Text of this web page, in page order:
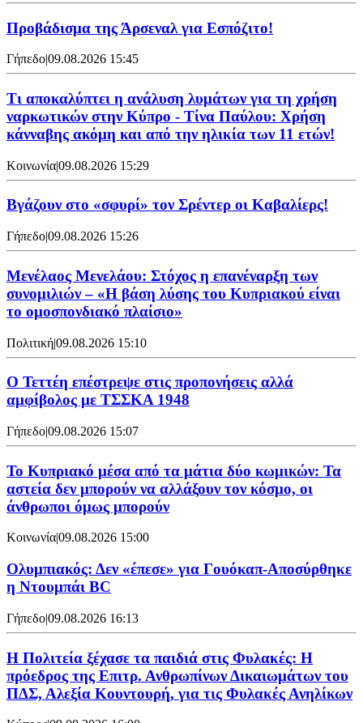
Προβάδισμα της Άρσεναλ για Εσπόζιτο!
Γήπεδο|09.08.2026 15:45
Τι αποκαλύπτει η ανάλυση λυμάτων για τη χρήση
ναρκωτικών στην Κύπρο - Τίνα Παύλου: Χρήση
κάνναβης ακόμη και από την ηλικία των 11 ετών!
Κοινωνία|09.08.2026 15:29
Bγάζουν στο «σφυρί» τον Σρέντερ οι Καβαλίερς!
Γήπεδο|09.08.2026 15:26
Μενέλαος Μενελάου: Στόχος η επανέναρξη των
συνομιλιών – «Η βάση λύσης του Κυπριακού είναι
το ομοσπονδιακό πλαίσιο»
Πολιτική|09.08.2026 15:10
Ο Τεττέη επέστρεψε στις προπονήσεις αλλά
αμφίβολος με ΤΣΣΚΑ 1948
Γήπεδο|09.08.2026 15:07
Το Κυπριακό μέσα από τα μάτια δύο κωμικών: Τα
αστεία δεν μπορούν να αλλάξουν τον κόσμο, οι
άνθρωποι όμως μπορούν
Κοινωνία|09.08.2026 15:00
Ολυμπιακός: Δεν «έπεσε» για Γουόκαπ-Αποσύρθηκε
η Ντουμπάι BC
Γήπεδο|09.08.2026 16:13
Η Πολιτεία ξέχασε τα παιδιά στις Φυλακές: Η
πρόεδρος της Επιτρ. Ανθρωπίνων Δικαιωμάτων του
ΠΔΣ, Αλεξία Κουντουρή, για τις Φυλακές Ανηλίκων